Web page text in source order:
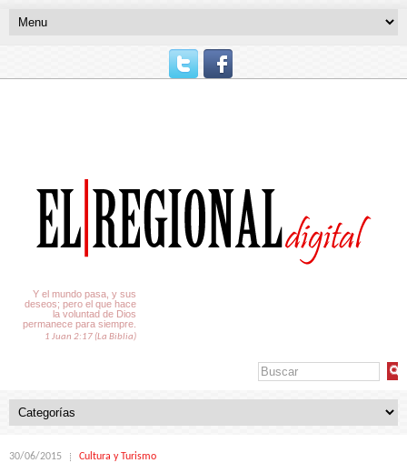
Y el mundo pasa, y sus
deseos; pero el que hace
la voluntad de Dios
permanece para siempre.
1 Juan 2:17 (La Biblia)
30/06/2015 Cultura y Turismo